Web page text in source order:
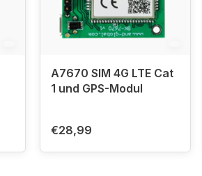
A7670 SIM 4G LTE Cat
1 und GPS-Modul
€28,99